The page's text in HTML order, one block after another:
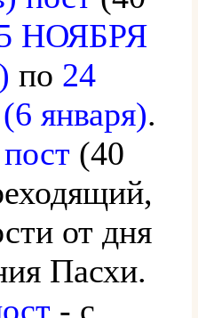
НОЯБРЯ
по 24
января).
(40
от дня
Пасхи.
- с